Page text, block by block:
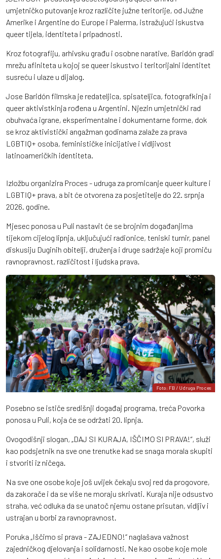
umjetničko putovanje kroz različite južne teritorije, od Južne
Amerike i Argentine do Europe i Palerma, istražujući iskustva
queer tijela, identiteta i pripadnosti.
Kroz fotografiju, arhivsku građu i osobne narative, Baridón gradi
mrežu afiniteta u kojoj se queer iskustvo i teritorijalni identitet
susreću i ulaze u dijalog.
Jose Baridón filmska je redateljica, spisateljica, fotografkinja i
queer aktivistkinja rođena u Argentini. Njezin umjetnički rad
obuhvaća igrane, eksperimentalne i dokumentarne forme, dok
se kroz aktivistički angažman godinama zalaže za prava
LGBTIQ+ osoba, feminističke inicijative i vidljivost
latinoameričkih identiteta.
Izložbu organizira Proces - udruga za promicanje queer kulture i
LGBTIQ+ prava, a bit će otvorena za posjetitelje do 22. srpnja
2026. godine.
Mjesec ponosa u Puli nastavit će se brojnim događanjima
tijekom cijelog lipnja, uključujući radionice, teniski turnir, panel
diskusiju Duginih obitelji, druženja i druge sadržaje koji promiču
ravnopravnost, različitost i ljudska prava.
Foto: FB / Udruga Proces
Posebno se ističe središnji događaj programa, treća Povorka
ponosa u Puli, koja će se održati 20. lipnja.
Ovogodišnji slogan, „DAJ SI KURAJA, IŠČIMO SI PRAVA!“, služi
kao podsjetnik na sve one trenutke kad se snaga morala skupiti
i stvoriti iz ničega.
Na sve one osobe koje još uvijek čekaju svoj red da progovore,
da zakorače i da se više ne moraju skrivati. Kuraja nije odsustvo
straha, već odluka da se unatoč njemu ostane prisutan, vidljiv i
ustrajan u borbi za ravnopravnost.
Poruka „Iščimo si prava - ZAJEDNO!“ naglašava važnost
zajedničkog djelovanja i solidarnosti. Ne kao osobe koje mole